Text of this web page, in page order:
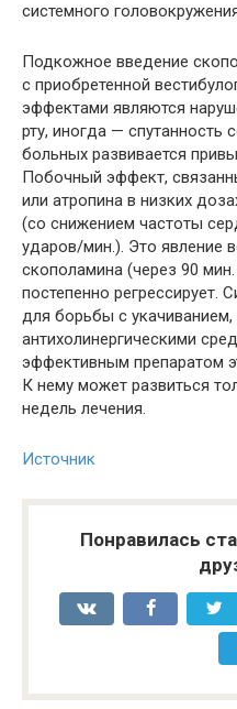
системного
Подкожное введение
с приобретенной
эффектами являются
рту, иногда — спутанность
больных развивается
Побочный эффект,
или атропина в низких
(со снижением частоты
ударов/мин.). Это явление
скополамина (через 90
постепенно регрессирует.
для борьбы с
антихолинергическими
эффективным препаратом
К нему может развиться
недель лечения.
Источник
Понравилась